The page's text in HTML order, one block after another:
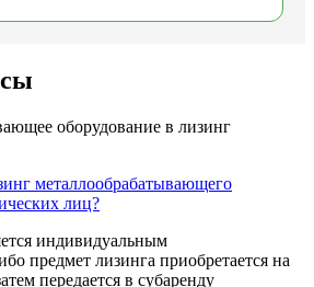
оборудование в лизинг
металлообрабатывающего
лиц?
индивидуальным
предмет лизинга приобретается на
передается в субаренду